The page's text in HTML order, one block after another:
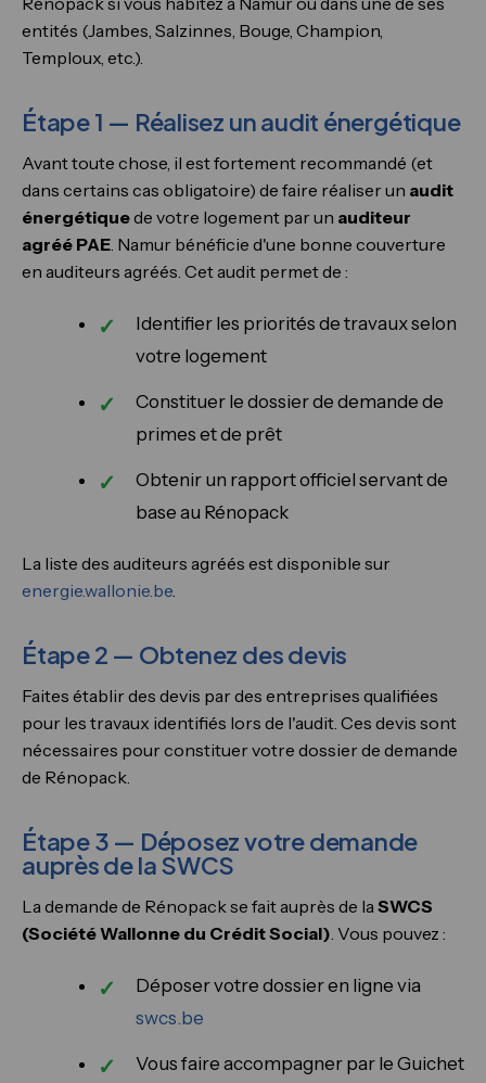
entités (Jambes, Salzinnes, Bouge, Champion,
Temploux, etc.).
Étape 1 — Réalisez un audit énergétique
Avant toute chose, il est fortement recommandé (et
dans certains cas obligatoire) de faire réaliser un audit
énergétiquede votre logement par un auditeur
agréé PAE. Namur bénéficie d'une bonne couverture
en auditeurs agréés. Cet audit permet de :
Identifier les priorités de travaux selon
votre logement
Constituer le dossier de demande de
primes et de prêt
Obtenir un rapport officiel servant de
base au Rénopack
La liste des auditeurs agréés est disponible sur
energie.wallonie.be.
Étape 2 — Obtenez des devis
Faites établir des devis par des entreprises qualifiées
pour les travaux identifiés lors de l'audit. Ces devis sont
nécessaires pour constituer votre dossier de demande
de Rénopack.
Étape 3 — Déposez votre demande
auprès de la SWCS
La demande de Rénopack se fait auprès de la SWCS
(Société Wallonne du Crédit Social). Vous pouvez :
Déposer votre dossier en ligne via
swcs.be
Vous faire accompagner par le Guichet